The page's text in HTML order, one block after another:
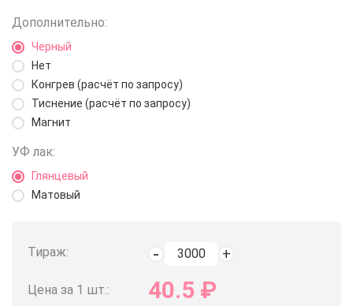
Дополнительно:
Черный
Нет
Конгрев (расчёт по запросу)
Тиснение (расчёт по запросу)
Магнит
УФ лак:
Глянцевый
Матовый
Тираж:
Цена за 1 шт.: 40.5 ₽